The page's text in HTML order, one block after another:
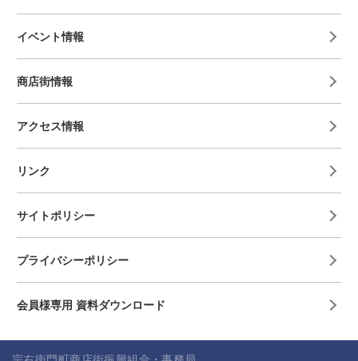
イベント情報
商店街情報
アクセス情報
リンク
サイトポリシー
プライバシーポリシー
会員様専用 資料ダウンロード